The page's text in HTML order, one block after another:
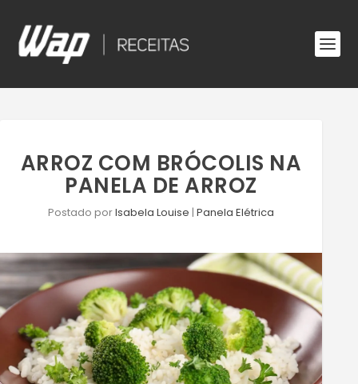
ARROZ COM BRÓCOLIS NA
PANELA DE ARROZ
Postado porIsabela Louise |Panela Elétrica